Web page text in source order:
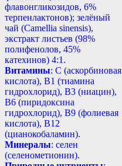
флавонгликозидов, 6%
терпенлактонов); зелёный
чай (Camellia sinensis),
экстракт листьев (98%
полифенолов, 45%
катехинов) 4:1.
Витамины: С (аскорбиновая
кислота), B1 (тиамина
гидрохлорид), B3 (ниацин),
B6 (пиридоксина
гидрохлорид), B9 (фолиевая
кислота), B12
(цианокобаламин).
Минералы: селен
(селенометионин).